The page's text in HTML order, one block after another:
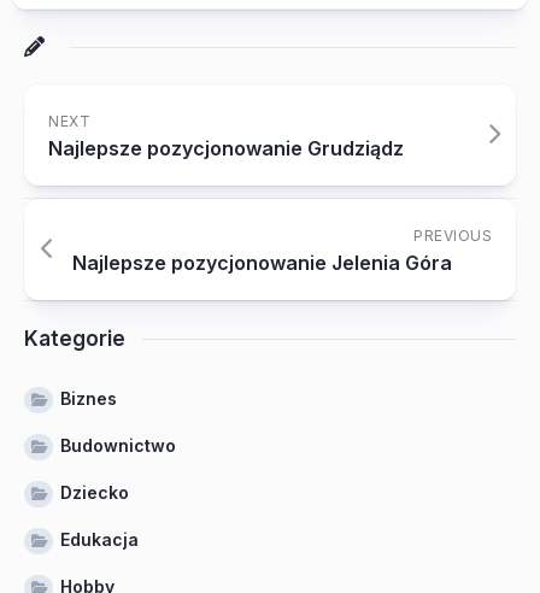
NEXT
Najlepsze pozycjonowanie Grudziądz
PREVIOUS
Najlepsze pozycjonowanie Jelenia Góra
Kategorie
Biznes
Budownictwo
Dziecko
Edukacja
Hobby